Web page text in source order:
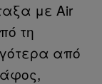
με Air
τη
από